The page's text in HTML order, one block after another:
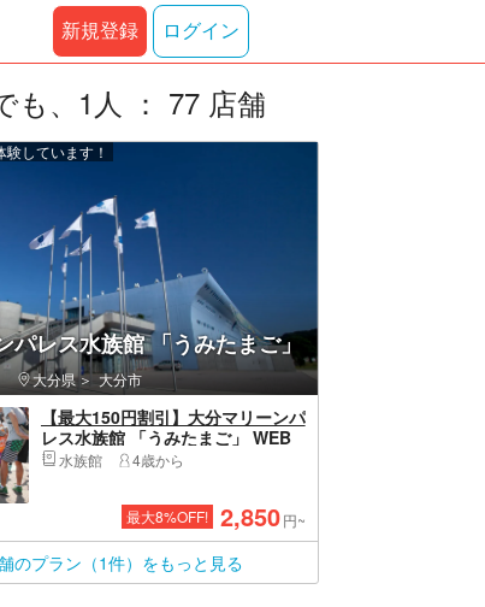
新規登録 ログイン
も、1人 ： 77 店舗
パレス水族館 「うみたまご」
大分県 大分市
しています！
【最大150円割引】大分マリーンパ
レス水族館 「うみたまご」 WEB
チケット（入館）
水族館 4歳から
最大8%OFF! 2,850円~
のプラン（1件）をもっと見る